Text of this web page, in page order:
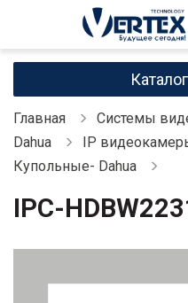
Главная
Системы
Dahua
IP
Купольные- Dahua
IPC-